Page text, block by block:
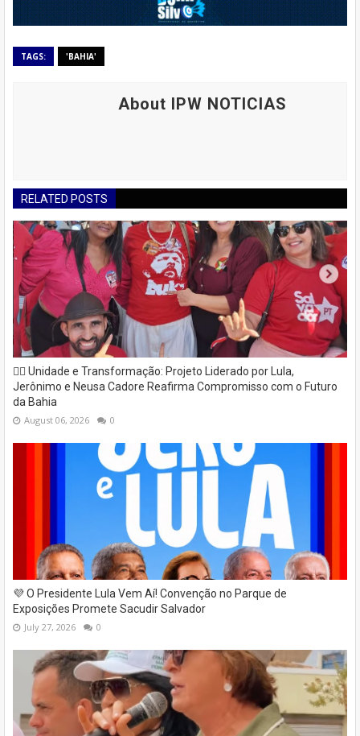
TAGS: 'BAHIA'
About IPW NOTICIAS
RELATED POSTS
✊🏽 Unidade e Transformação: Projeto Liderado por Lula,
Jerônimo e Neusa Cadore Reafirma Compromisso com o Futuro
da Bahia
August 06, 2026 0
💜 O Presidente Lula Vem Aí! Convenção no Parque de
Exposições Promete Sacudir Salvador
July 27, 2026 0